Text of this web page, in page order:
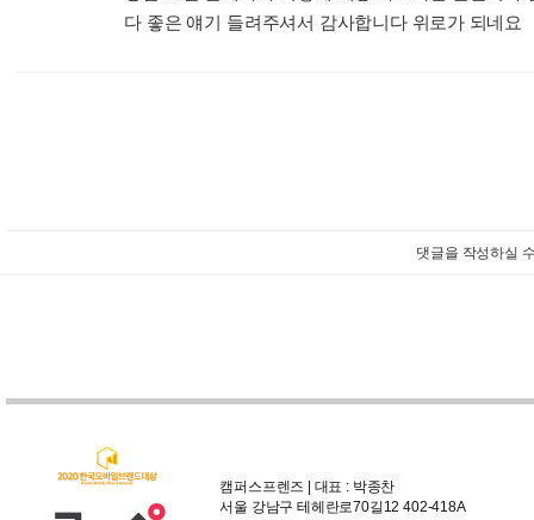
다 좋은 얘기 들려주셔서 감사합니다 위로가 되네요
댓글을 작성하실
캠퍼스프렌즈 | 대표 : 박종찬
서울 강남구 테헤란로70길12 402-418A